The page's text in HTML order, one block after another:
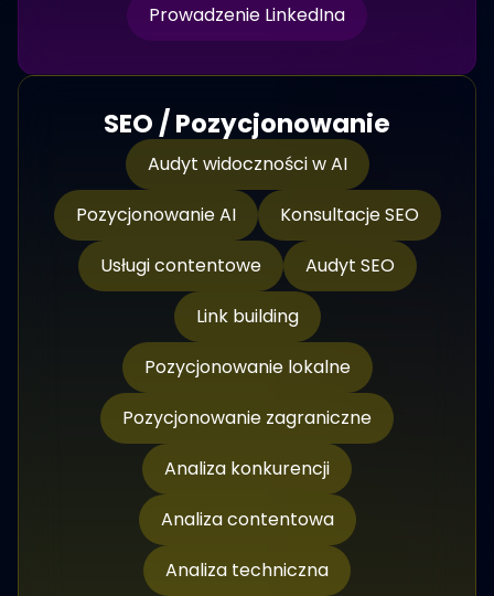
Prowadzenie LinkedIna
SEO / Pozycjonowanie
Audyt widoczności w AI
Pozycjonowanie AI
Konsultacje SEO
Usługi contentowe
Audyt SEO
Link building
Pozycjonowanie lokalne
Pozycjonowanie zagraniczne
Analiza konkurencji
Analiza contentowa
Analiza techniczna